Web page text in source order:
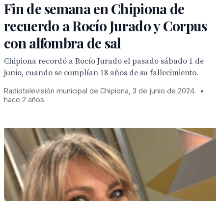
Fin de semana en Chipiona de
recuerdo a Rocío Jurado y Corpus
con alfombra de sal
Chipiona recordó a Rocío Jurado el pasado sábado 1 de
junio, cuando se cumplían 18 años de su fallecimiento.
Radiotelevisión municipal de Chipiona, 3 de junio de 2024.
•
hace 2 años